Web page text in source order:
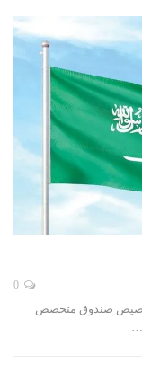
تخصيص صندوق متخصص